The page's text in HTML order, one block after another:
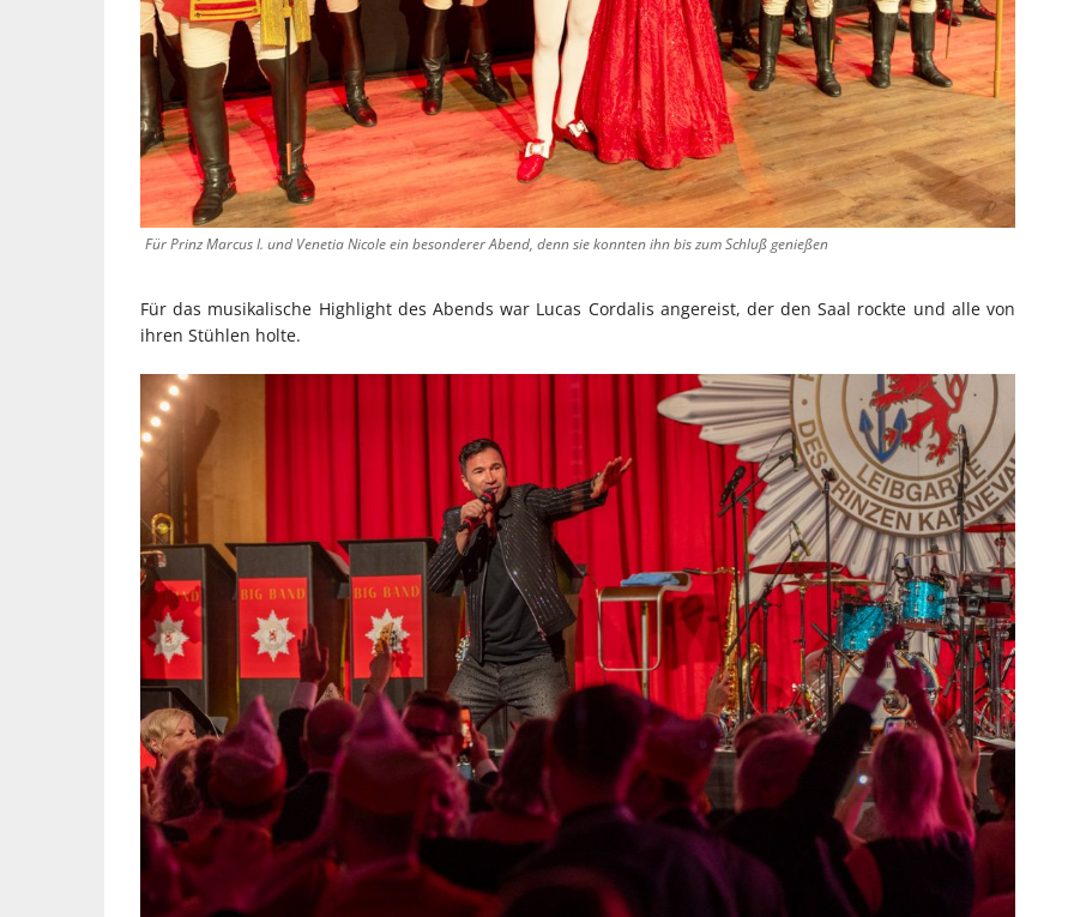
Für Prinz Marcus I. und Venetia Nicole ein besonderer Abend, denn sie konnten ihn bis zum Schluß genießen
Für das musikalische Highlight des Abends war Lucas Cordalis angereist, der den Saal rockte und alle von
ihren Stühlen holte.